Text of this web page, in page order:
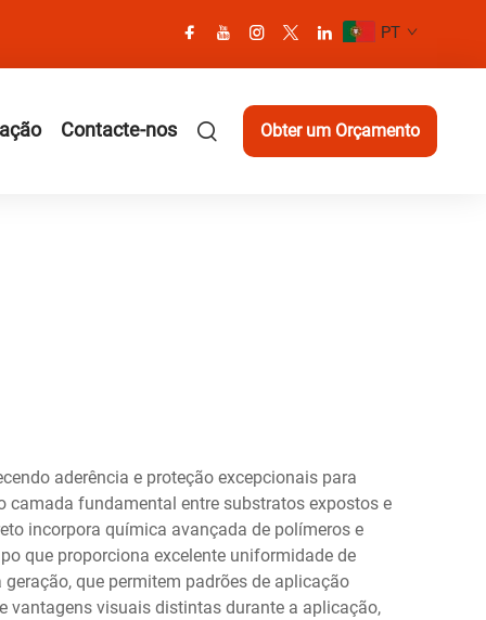
PT
Contacte-nos Obter um Orçamento
aderência e proteção excepcionais para
fundamental entre substratos expostos e
incorpora química avançada de polímeros e
que proporciona excelente uniformidade de
que permitem padrões de aplicação
vantagens visuais distintas durante a aplicação,